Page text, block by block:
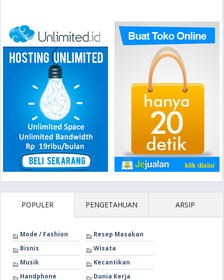
POPULER PENGETAHUAN ARSIP
Mode / Fashion
Resep Masakan
Bisnis
Wisata
Musik
Kecantikan
Handphone
Dunia Kerja